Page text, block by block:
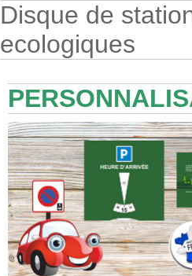
Disque de
ecologiques
P